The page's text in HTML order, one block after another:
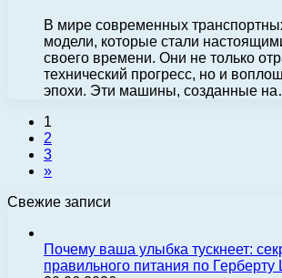
В мире современных
модели, которые стали
своего времени. Они не только
технический прогресс, но и
эпохи. Эти машины, созданные
1
2
3
»
Свежие записи
Почему ваша улыбка тускнеет:
правильного питания по